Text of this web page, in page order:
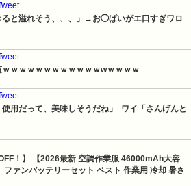
ると溢れそう、、、」→お◯ぱいがエ口すぎワロ
ｗｗｗｗｗｗｗｗｗｗｗｗwｗｗｗｗ
用だって、美味しそうだね」  ワイ「さんげんと
！】 【2026最新 空調作業服 46000mAh大容
ァンバッテリーセット ベスト 作業用 冷却 暑さ